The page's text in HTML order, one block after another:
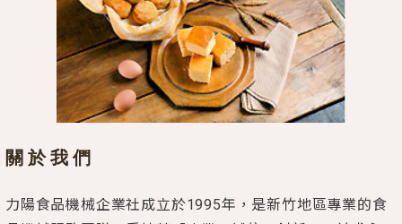
關於我們
力陽食品機械企業社成立於1995年，是新竹地區專業的食